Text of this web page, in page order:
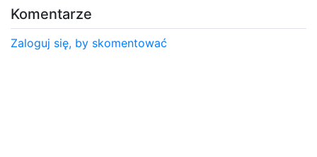
Komentarze
Zaloguj się, by skomentować